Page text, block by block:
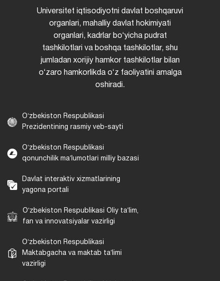
Universitet iqtisodiyotni davlat boshqaruvi
organlari, mahalliy davlat hokimiyati
organlari, kadrlar boʻyicha pudrat
tashkilotlari va boshqa tashkilotlar, shu
jumladan xorijiy hamkor tashkilotlar bilan
oʻzaro hamkorlikda oʻz faoliyatini amalga
oshiradi.
Oʻzbekiston Respublikasi
Prezidentining rasmiy veb-sayti
Oʻzbekiston Respublikasi
qonunchilik maʼlumotlari milliy bazasi
Davlat interaktiv xizmatlarining
yagona portali
Oʻzbekiston Respublikasi Oliy taʼlim,
fan va innovatsiyalar vazirligi
Oʻzbekiston Respublikasi
Maktabgacha va maktab taʼlimi
vazirligi